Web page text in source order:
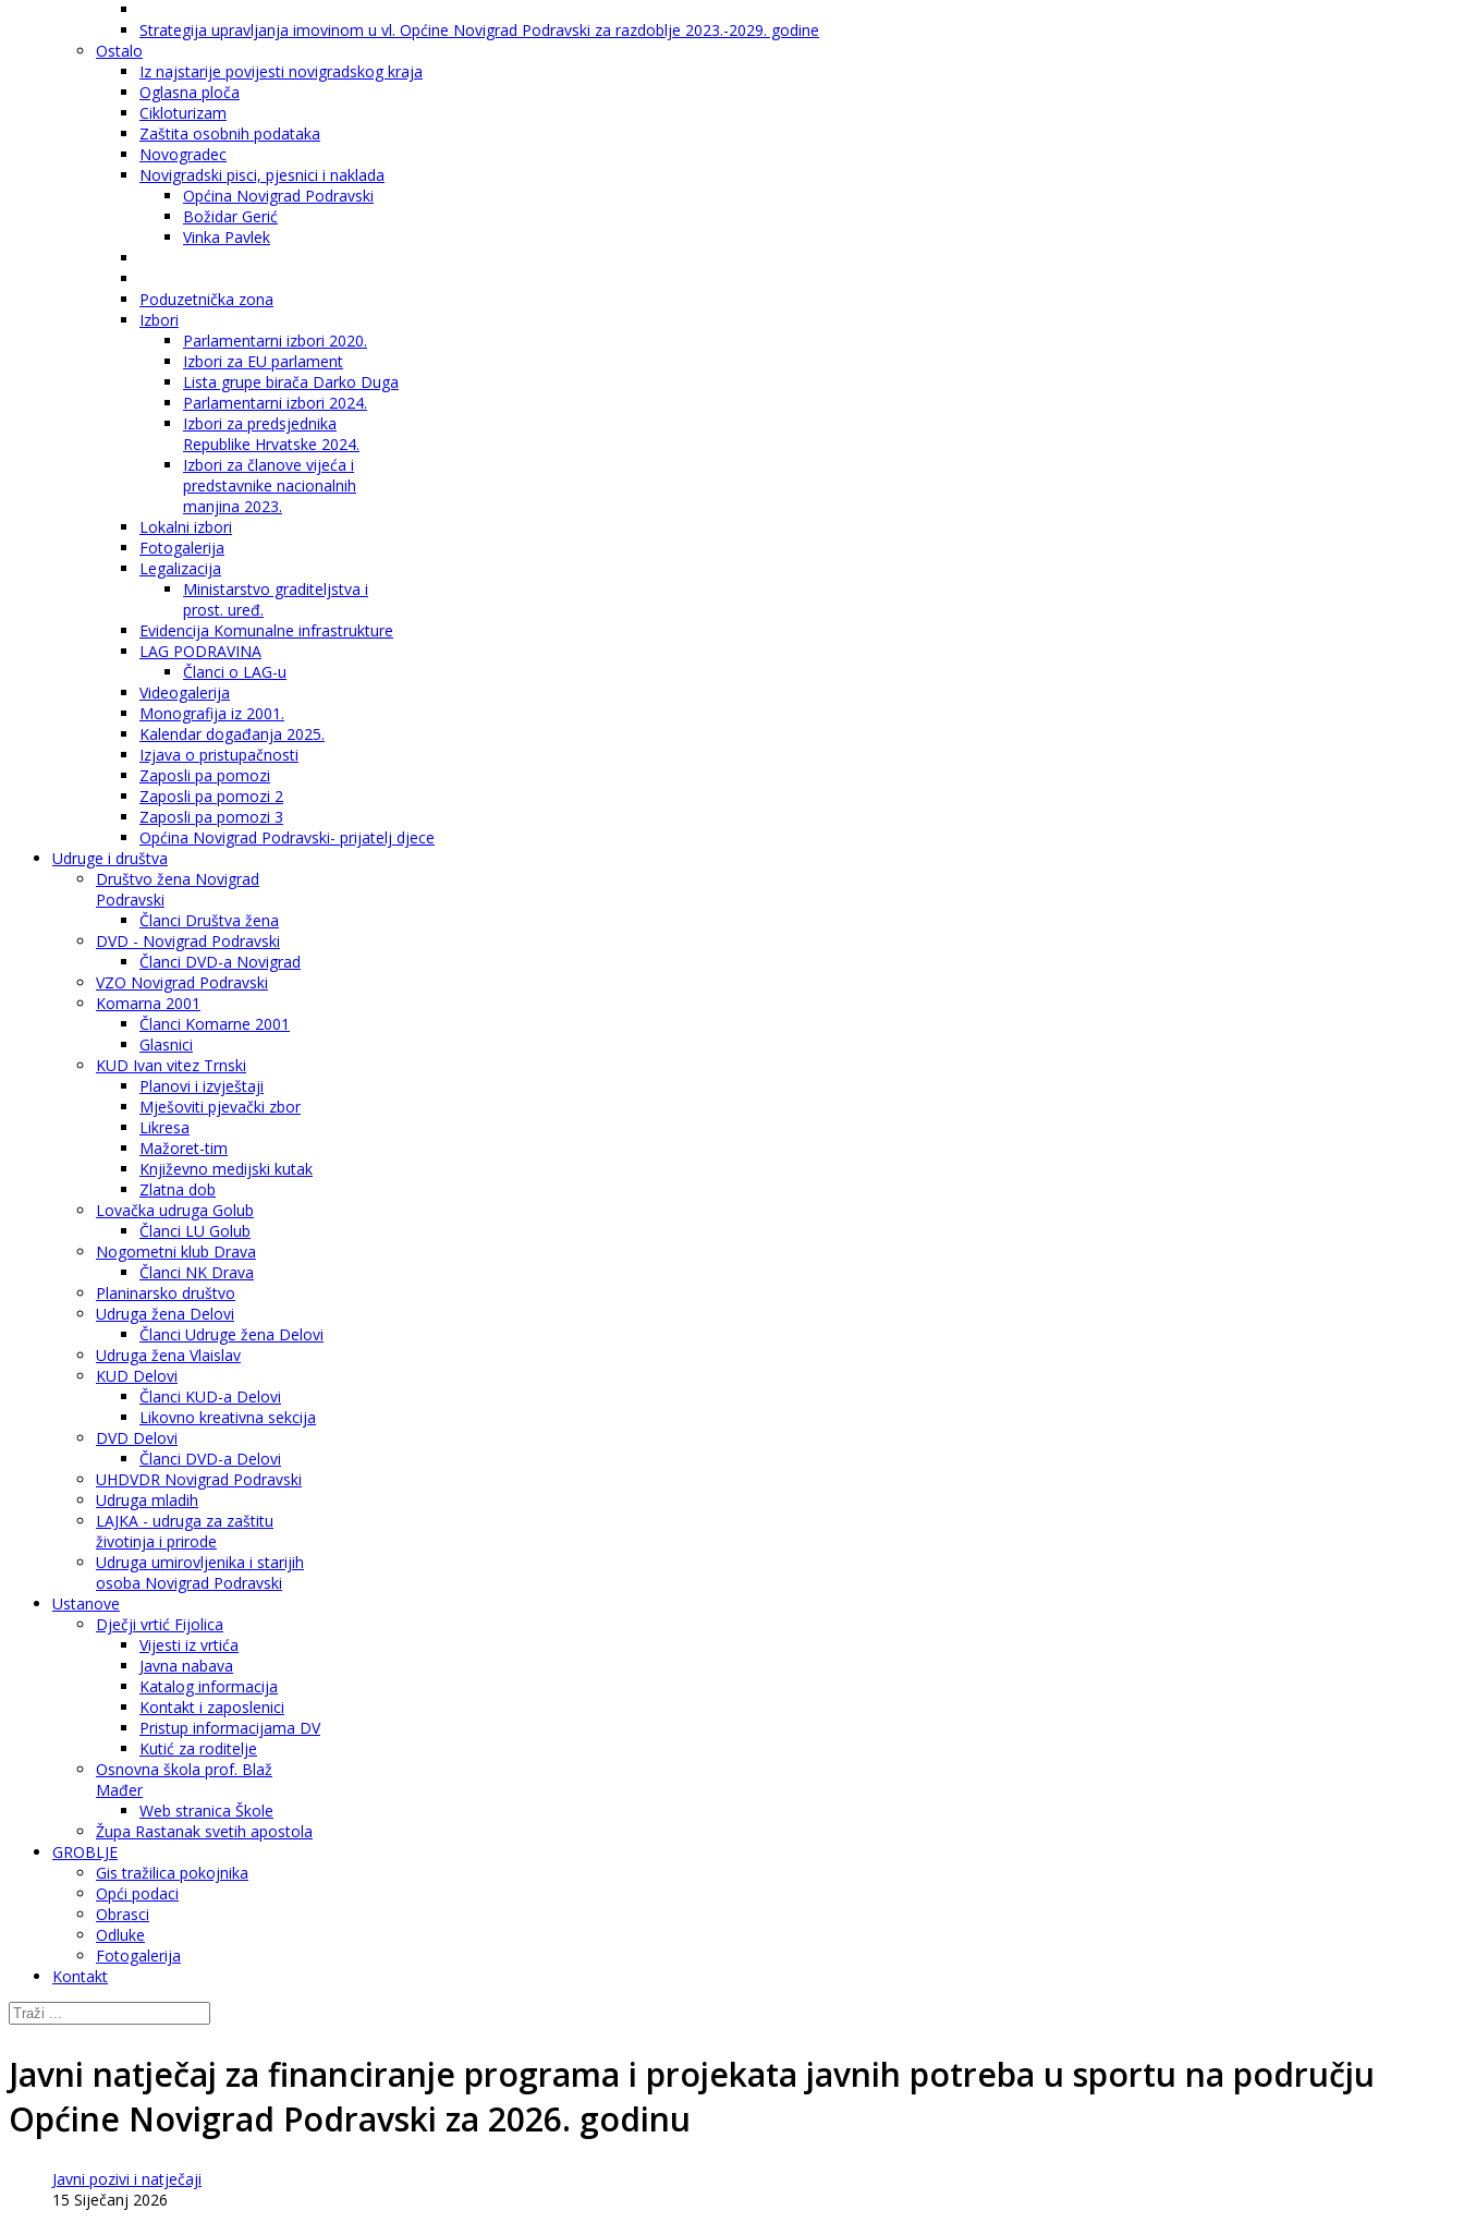
Strategija upravljanja imovinom u vl. Općine Novigrad Podravski za razdoblje 2023.-2029. godine
Ostalo
Iz najstarije povijesti novigradskog kraja
Oglasna ploča
Cikloturizam
Zaštita osobnih podataka
Novogradec
Novigradski pisci, pjesnici i naklada
Općina Novigrad Podravski
Božidar Gerić
Vinka Pavlek
Poduzetnička zona
Izbori
Parlamentarni izbori 2020.
Izbori za EU parlament
Lista grupe birača Darko Duga
Parlamentarni izbori 2024.
Izbori za predsjednika
Republike Hrvatske 2024.
Izbori za članove vijeća i
predstavnike nacionalnih
manjina 2023.
Lokalni izbori
Fotogalerija
Legalizacija
Ministarstvo graditeljstva i
prost. uređ.
Evidencija Komunalne infrastrukture
LAG PODRAVINA
Članci o LAG-u
Videogalerija
Monografija iz 2001.
Kalendar događanja 2025.
Izjava o pristupačnosti
Zaposli pa pomozi
Zaposli pa pomozi 2
Zaposli pa pomozi 3
Općina Novigrad Podravski- prijatelj djece
Udruge i društva
Društvo žena Novigrad
Podravski
Članci Društva žena
DVD - Novigrad Podravski
Članci DVD-a Novigrad
VZO Novigrad Podravski
Komarna 2001
Članci Komarne 2001
Glasnici
KUD Ivan vitez Trnski
Planovi i izvještaji
Mješoviti pjevački zbor
Likresa
Mažoret-tim
Književno medijski kutak
Zlatna dob
Lovačka udruga Golub
Članci LU Golub
Nogometni klub Drava
Članci NK Drava
Planinarsko društvo
Udruga žena Delovi
Članci Udruge žena Delovi
Udruga žena Vlaislav
KUD Delovi
Članci KUD-a Delovi
Likovno kreativna sekcija
DVD Delovi
Članci DVD-a Delovi
UHDVDR Novigrad Podravski
Udruga mladih
LAJKA - udruga za zaštitu
životinja i prirode
Udruga umirovljenika i starijih
osoba Novigrad Podravski
Ustanove
Dječji vrtić Fijolica
Vijesti iz vrtića
Javna nabava
Katalog informacija
Kontakt i zaposlenici
Pristup informacijama DV
Kutić za roditelje
Osnovna škola prof. Blaž
Mađer
Web stranica Škole
Župa Rastanak svetih apostola
GROBLJE
Gis tražilica pokojnika
Opći podaci
Obrasci
Odluke
Fotogalerija
Kontakt
Javni natječaj za financiranje programa i projekata javnih potreba u sportu na području
Općine Novigrad Podravski za 2026. godinu
Javni pozivi i natječaji
15 Siječanj 2026